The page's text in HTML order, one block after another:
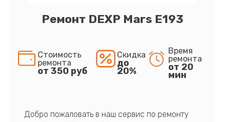
Ремонт DEXP Mars E193
Стоимость
ремонта
от 350 руб
Скидка
до
20%
Время
ремонта
от 20
мин
Добро пожаловать в наш сервис по ремонту